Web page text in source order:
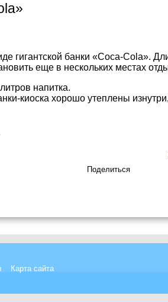
гигантской банки «Coca-Cola».
еще в нескольких местах
напитка.
киоска хорошо утеплены
Поделиться
Карта сайта